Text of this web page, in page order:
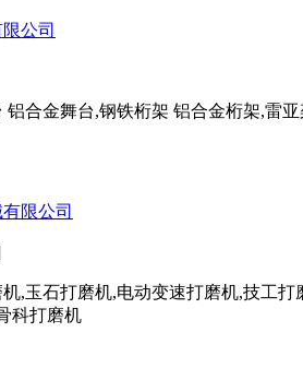
公司
铝合金舞台,钢铁桁架 铝合金桁架,雷
限公司
,玉石打磨机,电动变速打磨机,技工
科打磨机